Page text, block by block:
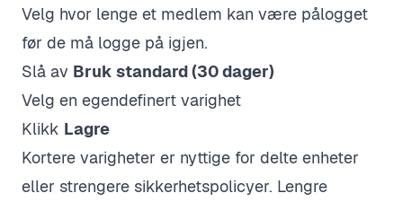
Velg hvor lenge et medlem kan være pålogget
før de må logge på igjen.
Slå av Bruk standard (30 dager)
Velg en egendefinert varighet
Klikk Lagre
Kortere varigheter er nyttige for delte enheter
eller strengere sikkerhetspolicyer. Lengre